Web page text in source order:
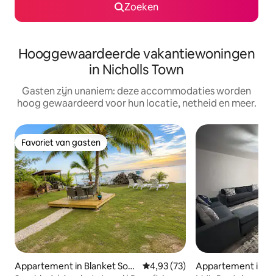
Zoeken
Hooggewaardeerde vakantiewoningen
in Nicholls Town
Gasten zijn unaniem: deze accommodaties worden
hoog gewaardeerd voor hun locatie, netheid en meer.
Favoriet van gasten
Favoriet van gasten
Appartement in Blanket Sou
Gemiddelde beoordeling van
4,93 (73)
Appartement in